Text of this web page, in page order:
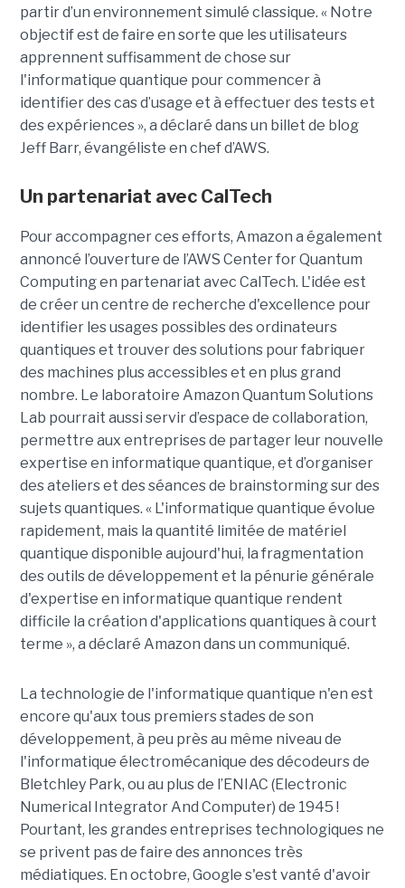
partir d’un environnement simulé classique. « Notre
objectif est de faire en sorte que les utilisateurs
apprennent suffisamment de chose sur
l'informatique quantique pour commencer à
identifier des cas d’usage et à effectuer des tests et
des expériences », a déclaré dans un billet de blog
Jeff Barr, évangéliste en chef d’AWS.
Un partenariat avec CalTech
Pour accompagner ces efforts, Amazon a également
annoncé l’ouverture de l’AWS Center for Quantum
Computing en partenariat avec CalTech. L'idée est
de créer un centre de recherche d'excellence pour
identifier les usages possibles des ordinateurs
quantiques et trouver des solutions pour fabriquer
des machines plus accessibles et en plus grand
nombre. Le laboratoire Amazon Quantum Solutions
Lab pourrait aussi servir d’espace de collaboration,
permettre aux entreprises de partager leur nouvelle
expertise en informatique quantique, et d’organiser
des ateliers et des séances de brainstorming sur des
sujets quantiques. « L'informatique quantique évolue
rapidement, mais la quantité limitée de matériel
quantique disponible aujourd'hui, la fragmentation
des outils de développement et la pénurie générale
d'expertise en informatique quantique rendent
difficile la création d'applications quantiques à court
terme », a déclaré Amazon dans un communiqué.
La technologie de l'informatique quantique n'en est
encore qu'aux tous premiers stades de son
développement, à peu près au même niveau de
l'informatique électromécanique des décodeurs de
Bletchley Park, ou au plus de l’ENIAC (Electronic
Numerical Integrator And Computer) de 1945 !
Pourtant, les grandes entreprises technologiques ne
se privent pas de faire des annonces très
médiatiques. En octobre, Google s'est vanté d'avoir